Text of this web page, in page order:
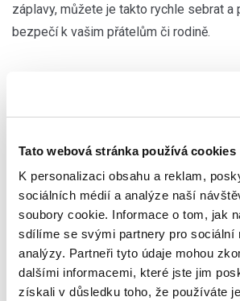
Tato webová stránka používá cookies
K personalizaci obsahu a reklam,
sociálních médií a analýze naší
soubory cookie. Informace o tom, jak
sdílíme se svými partnery pro sociální
analýzy. Partneři tyto údaje mohou
dalšími informacemi, které jste jim
získali v důsledku toho, že používáte
záplavy, můžete je takto rychle sebrat a
bezpečí k vašim přátelům či rodině.
3. Přestěhujte všechen nábytek a
veškerou elektroniku alespoň 1,5 m nad
používejte co nejvíce nábytku z
Například místo vestavěných
z dřevovláknitých desek používejte
stojící jednotky vyrobené z kovu, plastu
dřeva.